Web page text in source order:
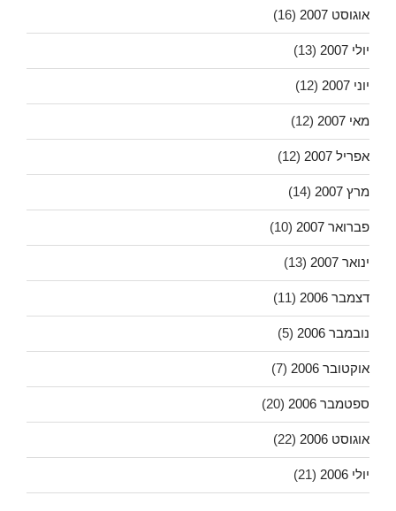
אוגוסט 2007 (16)
יולי 2007 (13)
יוני 2007 (12)
מאי 2007 (12)
אפריל 2007 (12)
מרץ 2007 (14)
פברואר 2007 (10)
ינואר 2007 (13)
דצמבר 2006 (11)
נובמבר 2006 (5)
אוקטובר 2006 (7)
ספטמבר 2006 (20)
אוגוסט 2006 (22)
יולי 2006 (21)